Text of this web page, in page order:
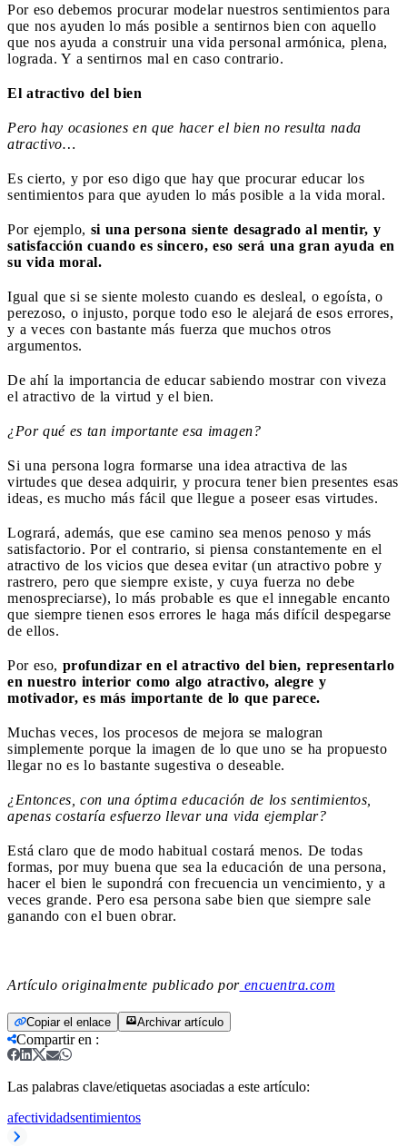
Por eso debemos procurar modelar nuestros sentimientos para
que nos ayuden lo más posible a sentirnos bien con aquello
que nos ayuda a construir una vida personal armónica, plena,
lograda. Y a sentirnos mal en caso contrario.
El atractivo del bien
Pero hay ocasiones en que hacer el bien no resulta nada
atractivo…
Es cierto, y por eso digo que hay que procurar educar los
sentimientos para que ayuden lo más posible a la vida moral.
Por ejemplo, si una persona siente desagrado al mentir, y
satisfacción cuando es sincero, eso será una gran ayuda en
su vida moral.
Igual que si se siente molesto cuando es desleal, o egoísta, o
perezoso, o injusto, porque todo eso le alejará de esos errores,
y a veces con bastante más fuerza que muchos otros
argumentos.
De ahí la importancia de educar sabiendo mostrar con viveza
el atractivo de la virtud y el bien.
¿Por qué es tan importante esa imagen?
Si una persona logra formarse una idea atractiva de las
virtudes que desea adquirir, y procura tener bien presentes esas
ideas, es mucho más fácil que llegue a poseer esas virtudes.
Logrará, además, que ese camino sea menos penoso y más
satisfactorio. Por el contrario, si piensa constantemente en el
atractivo de los vicios que desea evitar (un atractivo pobre y
rastrero, pero que siempre existe, y cuya fuerza no debe
menospreciarse), lo más probable es que el innegable encanto
que siempre tienen esos errores le haga más difícil despegarse
de ellos.
Por eso, profundizar en el atractivo del bien, representarlo
en nuestro interior como algo atractivo, alegre y
motivador, es más importante de lo que parece.
Muchas veces, los procesos de mejora se malogran
simplemente porque la imagen de lo que uno se ha propuesto
llegar no es lo bastante sugestiva o deseable.
¿Entonces, con una óptima educación de los sentimientos,
apenas costaría esfuerzo llevar una vida ejemplar?
Está claro que de modo habitual costará menos. De todas
formas, por muy buena que sea la educación de una persona,
hacer el bien le supondrá con frecuencia un vencimiento, y a
veces grande. Pero esa persona sabe bien que siempre sale
ganando con el buen obrar.
Artículo originalmente publicado porencuentra.com
Copiar el enlace Archivar artículo
Compartir en :
Las palabras clave/etiquetas asociadas a este artículo:
afectividadsentimientos